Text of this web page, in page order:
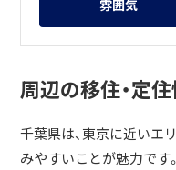
雰囲気
周辺の移住・定
千葉県は、東京に近いエ
みやすいことが魅力です。